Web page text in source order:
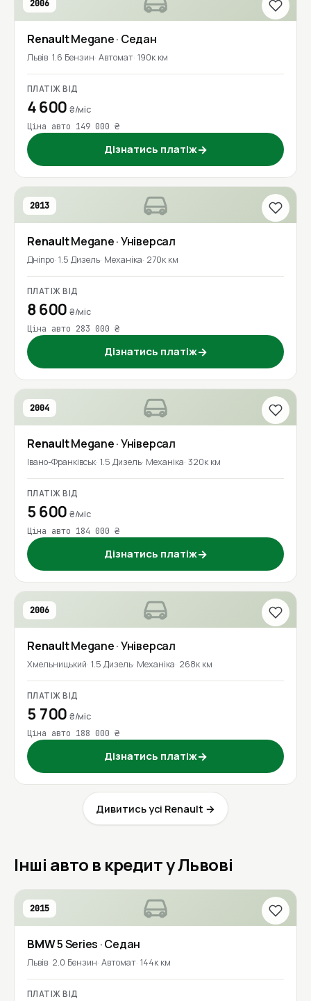
2006
RenaultMegane· Седан
Львів 1.6 Бензин Автомат 190к км
ПЛАТІЖ ВІД
4 600₴/міс
Ціна авто 149 000 ₴
Дізнатись платіж→
2013
RenaultMegane· Універсал
Дніпро 1.5 Дизель Механіка 270к км
ПЛАТІЖ ВІД
8 600₴/міс
Ціна авто 283 000 ₴
Дізнатись платіж→
2004
RenaultMegane· Універсал
Івано-Франківськ 1.5 Дизель Механіка 320к км
ПЛАТІЖ ВІД
5 600₴/міс
Ціна авто 184 000 ₴
Дізнатись платіж→
2006
RenaultMegane· Універсал
Хмельницький 1.5 Дизель Механіка 268к км
ПЛАТІЖ ВІД
5 700₴/міс
Ціна авто 188 000 ₴
Дізнатись платіж→
Дивитись усі Renault →
Інші авто в кредит у Львові
2015
BMW5 Series · Седан
Львів 2.0 Бензин Автомат 144к км
ПЛАТІЖ ВІД